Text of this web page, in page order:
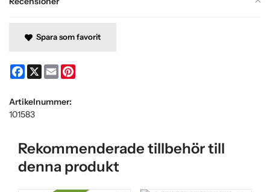
Spara som favorit
Facebook
X Email
Artikelnummer:
101583
Rekommenderade tillbehör till
denna produkt